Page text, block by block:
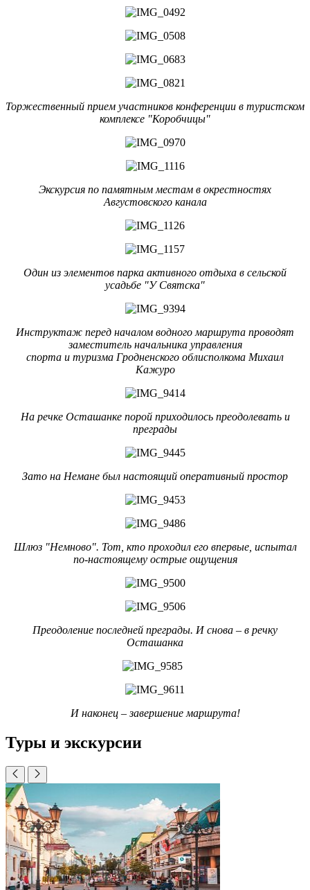
Торжественный прием участников конференции в туристском
комплексе "Коробчицы"
Экскурсия по памятным местам в окрестностях
Августовского канала
Один из элементов парка активного отдыха в сельской
усадьбе "У Святска"
Инструктаж перед началом водного маршрута проводят
заместитель начальника управления
спорта и туризма Гродненского облисполкома Михаил
Кажуро
На речке Осташанке порой приходилось преодолевать и
преграды
Зато на Немане был настоящий оперативный простор
Шлюз "Немново". Тот, кто проходил его впервые, испытал
по-настоящему острые ощущения
Преодоление последней преграды. И снова – в речку
Осташанка
И наконец – завершение маршрута!
Туры и экскурсии